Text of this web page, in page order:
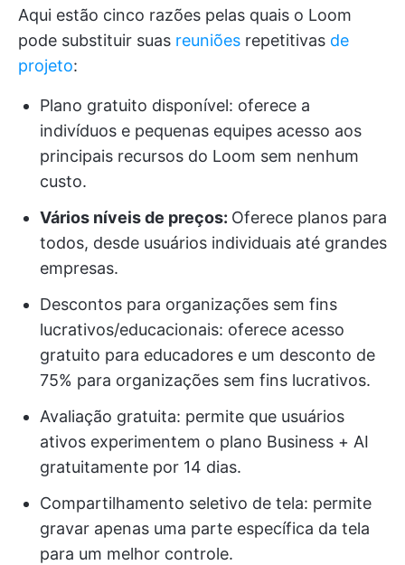
Aqui estão cinco razões pelas quais o Loom
pode substituir suas reuniões repetitivas de
projeto:
Plano gratuito disponível: oferece a
indivíduos e pequenas equipes acesso aos
principais recursos do Loom sem nenhum
custo.
Vários níveis de preços: Oferece planos para
todos, desde usuários individuais até grandes
empresas.
Descontos para organizações sem fins
lucrativos/educacionais: oferece acesso
gratuito para educadores e um desconto de
75% para organizações sem fins lucrativos.
Avaliação gratuita: permite que usuários
ativos experimentem o plano Business + AI
gratuitamente por 14 dias.
Compartilhamento seletivo de tela: permite
gravar apenas uma parte específica da tela
para um melhor controle.